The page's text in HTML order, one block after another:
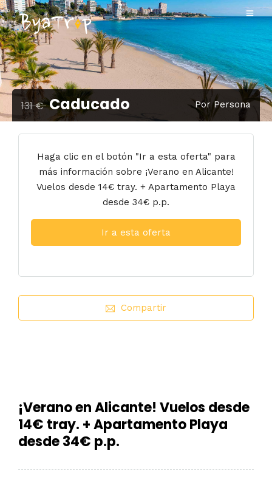
131 € Caducado Por Persona
Haga clic en el botón "Ir a esta oferta" para
más información sobre ¡Verano en Alicante!
Vuelos desde 14€ tray. + Apartamento Playa
desde 34€ p.p.
Ir a esta oferta
Compartir
¡Verano en Alicante! Vuelos desde
14€ tray. + Apartamento Playa
desde 34€ p.p.